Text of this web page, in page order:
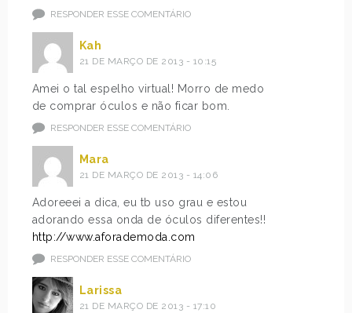
RESPONDER ESSE COMENTÁRIO
Kah
21 DE MARÇO DE 2013 - 10:15
Amei o tal espelho virtual! Morro de medo
de comprar óculos e não ficar bom.
RESPONDER ESSE COMENTÁRIO
Mara
21 DE MARÇO DE 2013 - 14:06
Adoreeei a dica, eu tb uso grau e estou
adorando essa onda de óculos diferentes!!
http://www.aforademoda.com
RESPONDER ESSE COMENTÁRIO
Larissa
21 DE MARÇO DE 2013 - 17:10